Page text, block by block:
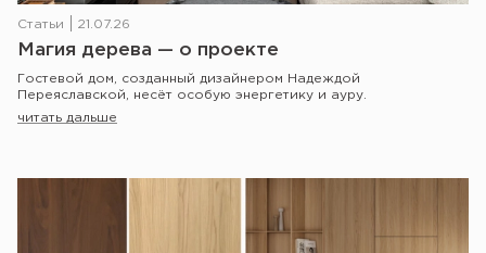
Статьи 21.07.26
Магия дерева — о проекте
Гостевой дом, созданный дизайнером Надеждой
Переяславской, несёт особую энергетику и ауру.
читать дальше